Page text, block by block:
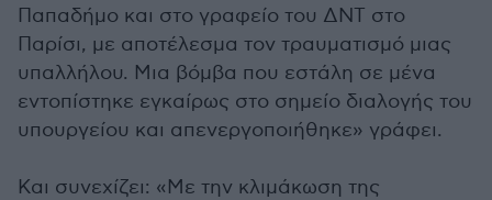
Παπαδήμο και στο γραφείο του ΔΝΤ στο
Παρίσι, με αποτέλεσμα τον τραυματισμό μιας
υπαλλήλου. Μια βόμβα που εστάλη σε μένα
εντοπίστηκε εγκαίρως στο σημείο διαλογής του
υπουργείου και απενεργοποιήθηκε» γράφει.
Και συνεχίζει: «Με την κλιμάκωση της